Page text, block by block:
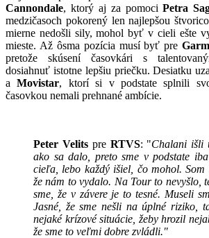
Cannondale, ktorý aj za pomociPetra
medzičasoch pokorený len najlepšou
mierne nedošli sily, mohol byť v cieli ešte
mieste. Až ôsma pozícia musí byť pre
pretože skúsení časovkári s
dosiahnuť istotne lepšiu priečku. Desiatku
aMovistar, ktorí si v podstate splnili
časovkou nemali prehnané ambície.
Peter Velits preRTVS: "Chalani išli
ako sa dalo, preto sme v podstate
cieľa, lebo každý išiel, čo mohol. Som
že nám to vydalo. Na Tour to nevyšlo,
sme, že v závere je to tesné. Museli
Jasné, že sme nešli na úplné riziko,
nejaké krízové situácie, žeby hrozil
že sme to veľmi dobre zvládli."